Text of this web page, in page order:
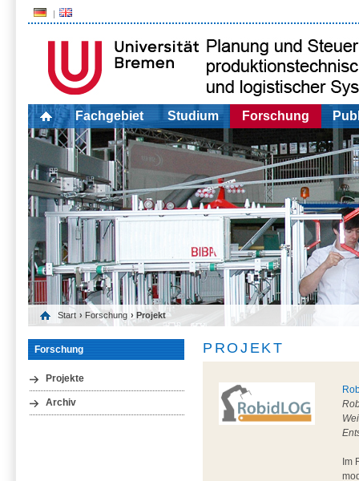
Fachgebiet Studium Forschung
Start › Forschung › Projekt
Forschung
Projekte
Archiv
PROJEKT
Im